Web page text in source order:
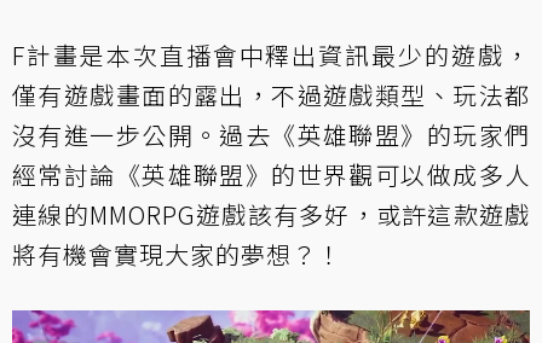
F計畫是本次直播會中釋出資訊最少的遊戲，
僅有遊戲畫面的露出，不過遊戲類型、玩法都
沒有進一步公開。過去《英雄聯盟》的玩家們
經常討論《英雄聯盟》的世界觀可以做成多人
連線的MMORPG遊戲該有多好，或許這款遊戲
將有機會實現大家的夢想？！